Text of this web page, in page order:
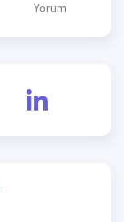
Yorum